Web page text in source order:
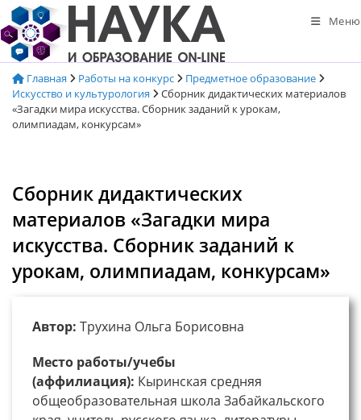
Перейти
к
содержимому
Меню
Главная Работы на конкурс
Предметное образование
Искусство и культурология
Сборник дидактических материалов
«Загадки мира искусства. Сборник заданий к урокам,
олимпиадам, конкурсам»
Сборник дидактических
материалов «Загадки мира
искусства. Сборник заданий к
урокам, олимпиадам, конкурсам»
Автор: Трухина Ольга Борисовна
Место работы/учебы
(аффилиация): Кыринская средняя
общеобразовательная школа Забайкальского